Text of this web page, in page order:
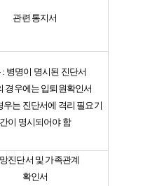
관련 통지서
: 병명이 명시된 진단서
경우에는 입퇴원확인서
우는 진단서에 격리 필요기
간이 명시되어야 함
진단서 및 가족관계
확인서